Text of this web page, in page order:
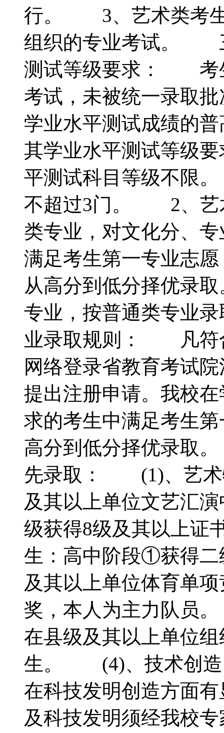
行。 3、艺术类考生
组织的专业考试。
测试等级要求： 考
考试，未被统一录取
学业水平测试成绩的
其学业水平测试等级
平测试科目等级不限
不超过3门。 2、艺
类专业，对文化分、
满足考生第一专业志
从高分到低分择优录
专业，按普通类专业
业录取规则： 凡符
网络登录省教育考试
提出注册申请。我校
求的考生中满足考生
高分到低分择优录取
先录取： (1)、艺术
及其以上单位文艺汇
级获得8级及其以上
生：高中阶段①获得
及其以上单位体育单
奖，本人为主力队员
在县级及其以上单位
生。 (4)、技术创造
在科技发明创造方面
及科技发明须经我校